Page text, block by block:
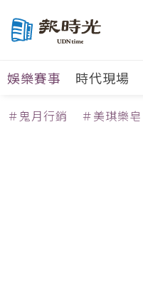
娛樂賽事 時代現場
＃鬼月行銷 ＃美琪樂皂